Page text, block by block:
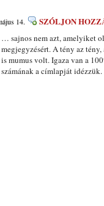
14. SZÓLJON
… sajnos nem azt, amelyiket
megjegyzésért. A tény az
is mumus volt. Igaza van a
számának a címlapját idézzük.